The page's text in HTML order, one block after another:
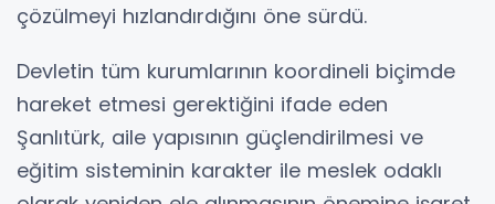
çözülmeyi hızlandırdığını öne sürdü.
Devletin tüm kurumlarının koordineli biçimde
hareket etmesi gerektiğini ifade eden
Şanlıtürk, aile yapısının güçlendirilmesi ve
eğitim sisteminin karakter ile meslek odaklı